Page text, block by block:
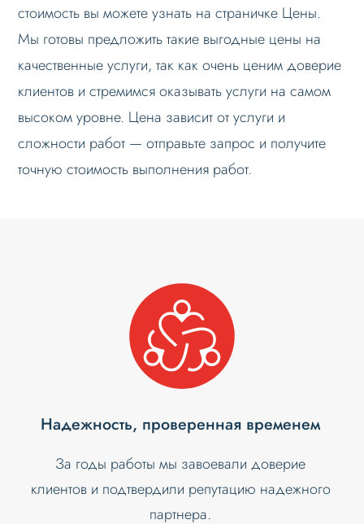
стоимость вы можете узнать на страничке Цены.
Мы готовы предложить такие выгодные цены на
качественные услуги, так как очень ценим доверие
клиентов и стремимся оказывать услуги на самом
высоком уровне. Цена зависит от услуги и
сложности работ — отправьте запрос и получите
точную стоимость выполнения работ.
Надежность, проверенная временем
За годы работы мы завоевали доверие
клиентов и подтвердили репутацию надежного
партнера.